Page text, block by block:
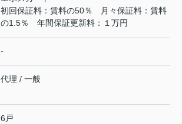
初回保証料：賃料の50％ 月々保証料：賃料
の1.5％ 年間保証更新料：１万円
-
代理 / 一般
6戸